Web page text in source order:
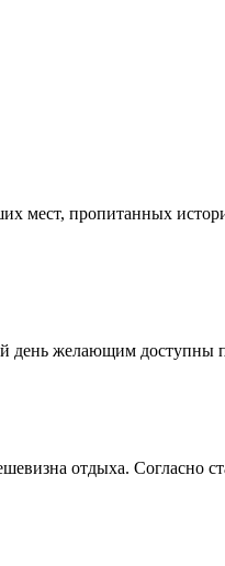
мест, пропитанных
день желающим доступны
отдыха. Согласно